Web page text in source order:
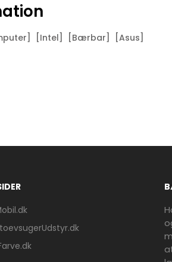
[Intel] [Bærbar] [Asus]